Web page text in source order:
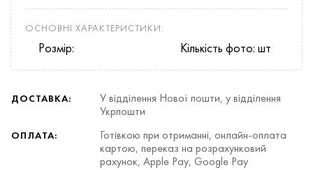
ОСНОВНІ ХАРАКТЕРИСТИКИ:
Розмір: Кількість фото: шт
ДОСТАВКА:
У відділення Нової пошти, у відділення
Укрпошти
ОПЛАТА:
Готівкою при отриманні, онлайн-оплата
картою, переказ на розрахунковий
рахунок, Apple Pay, Google Pay